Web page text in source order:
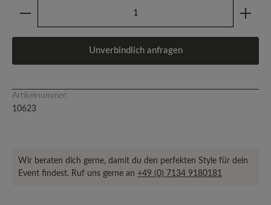
Produkt Anzahl: Gib den gewünschten Wert ein
Unverbindlich anfragen
Artikelnummer:
10623
Wir beraten dich gerne, damit du den perfekten Style für dein
Event findest. Ruf uns gerne an +49 (0) 7134 9180181